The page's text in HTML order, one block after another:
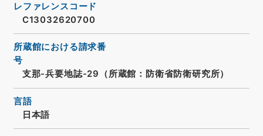
レファレンスコード
C13032620700
所蔵館における請求番
号
支那-兵要地誌-29（所蔵館：防衛省防衛研究所）
言語
日本語